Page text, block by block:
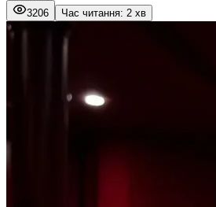
3206 Час читання: 2 хв